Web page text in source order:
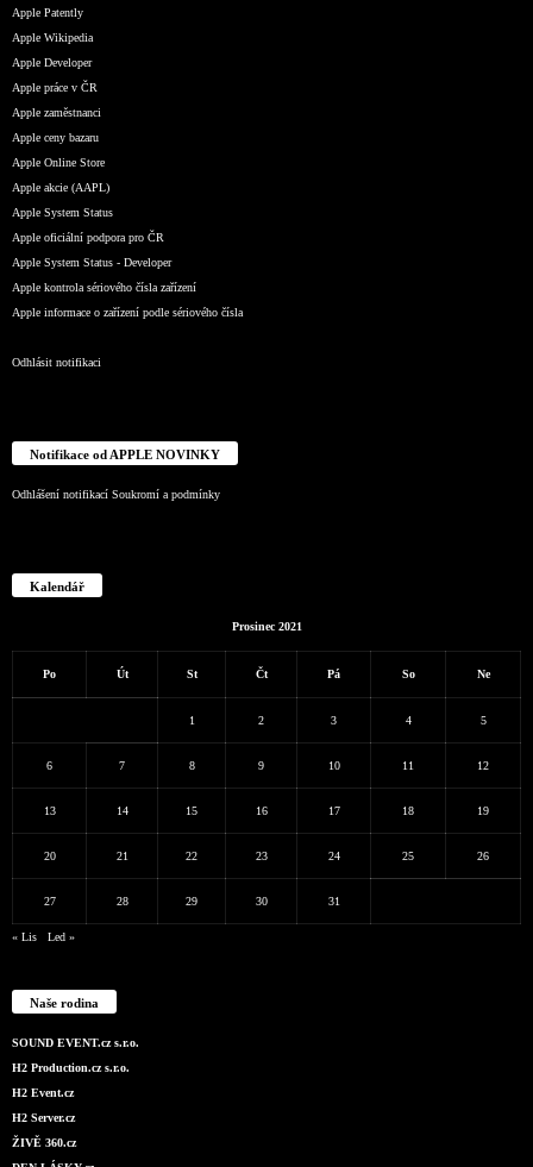
Apple Patently
Apple Wikipedia
Apple Developer
Apple práce v ČR
Apple zaměstnanci
Apple ceny bazaru
Apple Online Store
Apple akcie (AAPL)
Apple System Status
Apple oficiální podpora pro ČR
Apple System Status - Developer
Apple kontrola sériového čísla zařízení
Apple informace o zařízení podle sériového čísla
Odhlásit notifikaci
Notifikace od APPLE NOVINKY
Odhlášení notifikací Soukromí a podmínky
Kalendář
Prosinec 2021
Po Út St Čt Pá So Ne
1 2 3 4 5
6 7 8 9 10 11 12
13 14 15 16 17 18 19
20 21 22 23 24 25 26
27 28 29 30 31
« Lis Led »
Naše rodina
SOUND EVENT.cz s.r.o.
H2 Production.cz s.r.o.
H2 Event.cz
H2 Server.cz
ŽIVĚ 360.cz